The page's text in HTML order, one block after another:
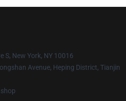
S, New York, NY 10016
Avenue, Heping District, Tianjin